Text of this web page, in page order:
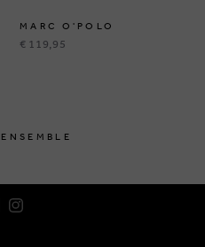
MARC O'POLO
€ 119,95